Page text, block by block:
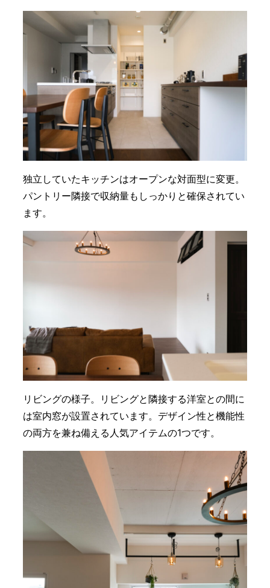
独立していたキッチンはオープンな対面型に変更。
パントリー隣接で収納量もしっかりと確保されてい
ます。
リビングの様子。リビングと隣接する洋室との間に
は室内窓が設置されています。デザイン性と機能性
の両方を兼ね備える人気アイテムの1つです。